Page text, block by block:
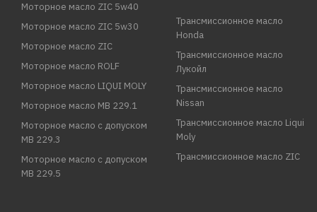
Моторное масло ZIC 5w40
Моторное масло ZIC 5w30
Моторное масло ZIC
Моторное масло ROLF
Моторное масло LIQUI MOLY
Моторное масло MB 229.1
Моторное масло с допуском
MB 229.3
Моторное масло с допуском
MB 229.5
Трансмиссионное масло
Honda
Трансмиссионное масло
Лукойл
Трансмиссионное масло
Nissan
Трансмиссионное масло Liqui
Moly
Трансмиссионное масло ZIC